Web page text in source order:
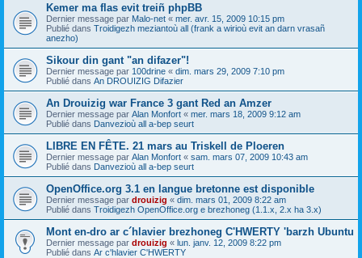
Kemer ma flas evit treiñ phpBB
Dernier message par Malo-net « mer. avr. 15, 2009 10:15 pm
Publié dans Troidigezh meziantoù all (frank a wirioù evit an darn vrasañ
anezho)
Sikour din gant "an difazer"!
Dernier message par 100drine « dim. mars 29, 2009 7:10 pm
Publié dans An DROUIZIG Difazier
An Drouizig war France 3 gant Red an Amzer
Dernier message par Alan Monfort « mer. mars 18, 2009 9:12 am
Publié dans Danvezioù all a-bep seurt
LIBRE EN FÊTE. 21 mars au Triskell de Ploeren
Dernier message par Alan Monfort « sam. mars 07, 2009 10:43 am
Publié dans Danvezioù all a-bep seurt
OpenOffice.org 3.1 en langue bretonne est disponible
Dernier message par drouizig « dim. mars 01, 2009 8:22 am
Publié dans Troidigezh OpenOffice.org e brezhoneg (1.1.x, 2.x ha 3.x)
Mont en-dro ar c´hlavier brezhoneg C'HWERTY 'barzh Ubuntu
Dernier message par drouizig « lun. janv. 12, 2009 8:22 pm
Publié dans Ar c'hlavier C'HWERTY